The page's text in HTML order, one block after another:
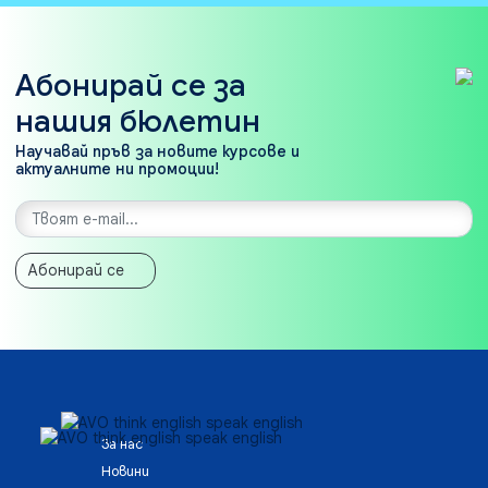
Абонирай се за
нашия бюлетин
Научавай пръв за новите курсове и
актуалните ни промоции!
Абонирай се
За нас
Новини